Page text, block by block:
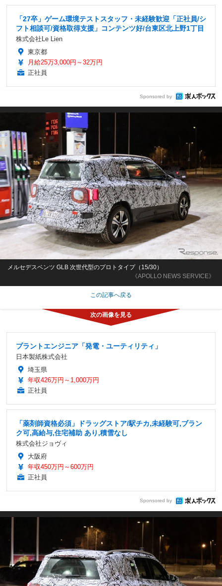
「27卒」ゲーム環境テストスタッフ・未経験歓迎「正社員/シ
フト相談可/資格取得支援」コンテンツ好/台東区北上野1丁目
株式会社Le Lien
東京都
月給25万3,000円～32万円
正社員
Sponsored by
《APOLLO NEWS SERVICE》
メルセデスベンツ GLB 次世代型のプロトタイプ（15/30）
この記事へ戻る
プラントエンジニア「発電・ユーティリティ」
日本製紙株式会社
埼玉県
年収426万円～1,000万円
正社員
「薬剤師資格必須」ドラッグストア/駅チカ,未経験可,ブラン
ク可,高給与,住宅補助 あり,積雪なし
株式会社ジョヴィ
大阪府
年収450万円～600万円
正社員
Sponsored by